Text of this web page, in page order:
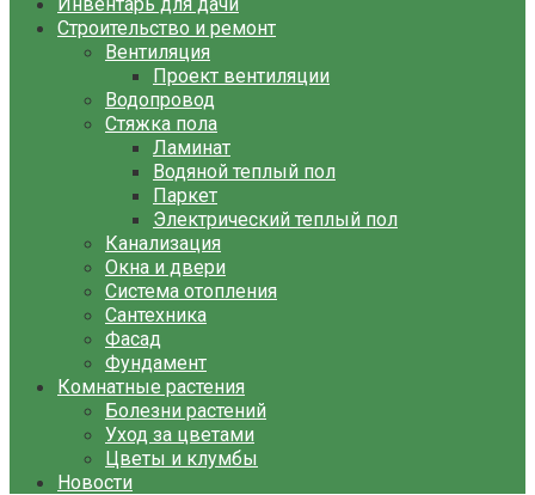
Строительство и ремонт
Вентиляция
Проект вентиляции
Водопровод
Стяжка пола
Ламинат
Водяной теплый пол
Паркет
Электрический теплый пол
Канализация
Окна и двери
Система отопления
Сантехника
Фасад
Фундамент
Комнатные растения
Болезни растений
Уход за цветами
Цветы и клумбы
Новости